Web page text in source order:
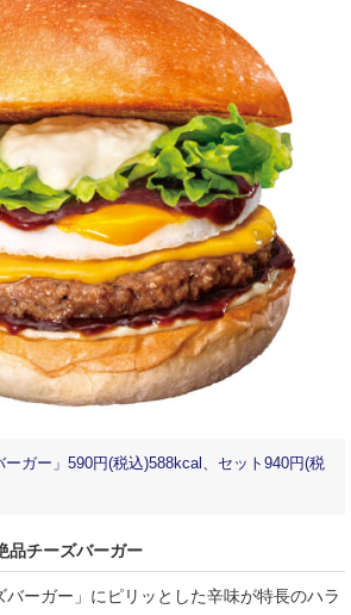
ーガー」590円(税込)588kcal、セット940円(税
品チーズバーガー
ーガー」にピリッとした辛味が特長のハラ